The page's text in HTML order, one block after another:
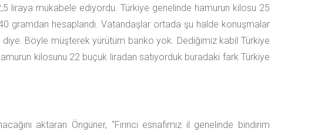
liraya mukabele ediyordu. Türkiye genelinde hamurun kilosu 25
gramdan hesaplandı. Vatandaşlar ortada şu halde konuşmalar
diye. Böyle müşterek yürütüm banko yok. Dediğimiz kabil Türkiye
kilosunu 22 buçuk liradan satıyorduk buradaki fark Türkiye
aktaran Öngüner, “Fırıncı esnafımız il genelinde bindirim